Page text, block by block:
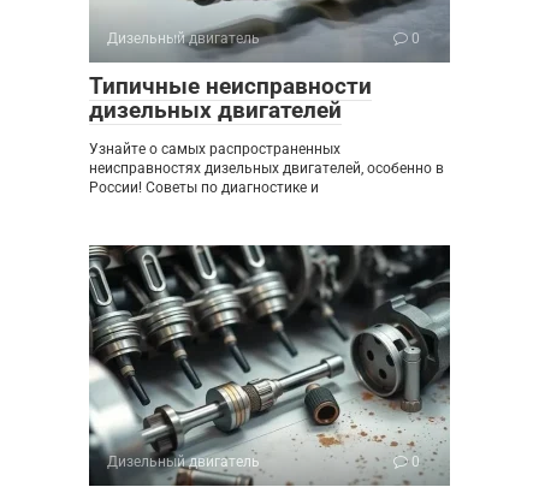
Дизельный двигатель 0
Типичные неисправности
дизельных двигателей
Узнайте о самых распространенных
неисправностях дизельных двигателей, особенно в
России! Советы по диагностике и
Дизельный двигатель 0